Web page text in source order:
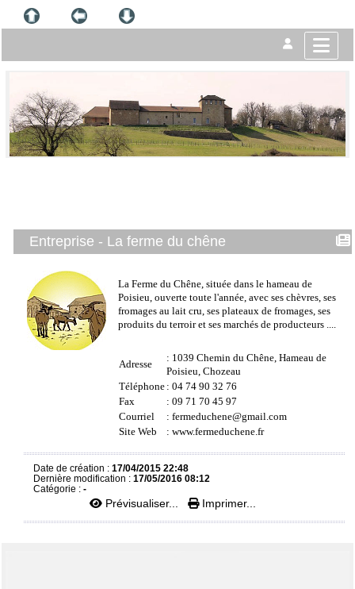
Entreprise - La ferme du chêne
La Ferme du Chêne, située dans le hameau de
Poisieu, ouverte toute l'année, avec ses chèvres, ses
fromages au lait cru, ses plateaux de fromages, ses
produits du terroir et ses marchés de producteurs ....
Adresse
: 1039 Chemin du Chêne, Hameau de
Poisieu, Chozeau
Téléphone : 04 74 90 32 76
Fax
: 09 71 70 45 97
Courriel
: fermeduchene@gmail.com
Site Web
: www.fermeduchene.fr
Date de création : 17/04/2015 22:48
Dernière modification : 17/05/2016 08:12
Catégorie : -
Prévisualiser... Imprimer...